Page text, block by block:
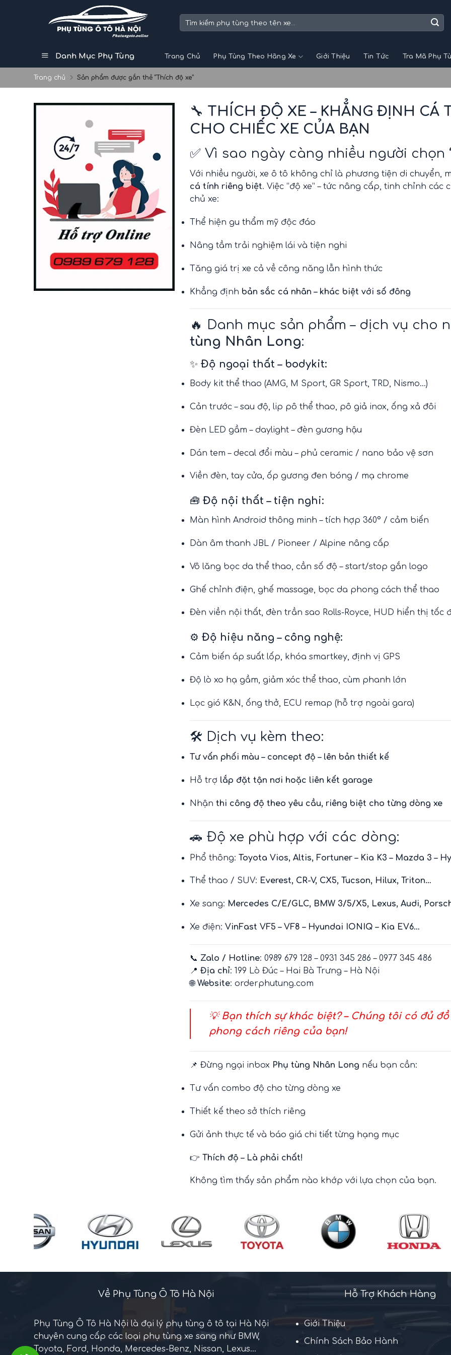
Tìm
Danh Mục Phụ Tùng Trang Chủ Phụ Tùng Theo Hãng Xe Giới Thiệu Tin Tức Tra Mã Phụ
Trang chủ Sản phẩm được gắn thẻ “Thích độ xe”
🔧 THÍCH ĐỘ XE – KHẲNG ĐỊNH CÁ
CHO CHIẾC XE CỦA BẠN
✅ Vì sao ngày càng nhiều người chọn
Với nhiều người, xe ô tô không chỉ là phương tiện di chuyển,
cá tính riêng biệt. Việc “độ xe” – tức nâng cấp, tinh chỉnh
chủ xe:
Thể hiện gu thẩm mỹ độc đáo
Nâng tầm trải nghiệm lái và tiện nghi
Tăng giá trị xe cả về công năng lẫn hình thức
Khẳng định bản sắc cá nhân – khác biệt với số đông
🔥 Danh mục sản phẩm – dịch vụ cho
tùng Nhân Long:
✨ Độ ngoại thất – bodykit:
Body kit thể thao (AMG, M Sport, GR Sport, TRD, Nismo…)
Cản trước – sau độ, lip pô thể thao, pô giả inox, ống xả đôi
Đèn LED gầm – daylight – đèn gương hậu
Dán tem – decal đổi màu – phủ ceramic / nano bảo vệ sơn
Viền đèn, tay cửa, ốp gương đen bóng / mạ chrome
🧰 Độ nội thất – tiện nghi:
Màn hình Android thông minh – tích hợp 360° / cảm biến
Dàn âm thanh JBL / Pioneer / Alpine nâng cấp
Vô lăng bọc da thể thao, cần số độ – start/stop gắn logo
Ghế chỉnh điện, ghế massage, bọc da phong cách thể thao
Đèn viền nội thất, đèn trần sao Rolls-Royce, HUD hiển thị tốc
⚙️ Độ hiệu năng – công nghệ:
Cảm biến áp suất lốp, khóa smartkey, định vị GPS
Độ lò xo hạ gầm, giảm xóc thể thao, cùm phanh lớn
Lọc gió K&N, ống thở, ECU remap (hỗ trợ ngoài gara)
🛠️ Dịch vụ kèm theo:
Tư vấn phối màu – concept độ – lên bản thiết kế
Hỗ trợ lắp đặt tận nơi hoặc liên kết garage
Nhận thi công độ theo yêu cầu, riêng biệt cho từng dòng xe
🚗 Độ xe phù hợp với các dòng:
Phổ thông: Toyota Vios, Altis, Fortuner – Kia K3 – Mazda 3 –
Thể thao / SUV: Everest, CR-V, CX5, Tucson, Hilux, Triton…
Xe sang: Mercedes C/E/GLC, BMW 3/5/X5, Lexus, Audi,
Xe điện: VinFast VF5 – VF8 – Hyundai IONIQ – Kia EV6…
📞 Zalo / Hotline: 0989 679 128 – 0931 345 286 – 0977 345 486
📍 Địa chỉ: 199 Lò Đúc – Hai Bà Trưng – Hà Nội
🌐Website: orderphutung.com
💡 Bạn thích sự khác biệt? – Chúng tôi có đủ
phong cách riêng của bạn!
📌 Đừng ngại inbox Phụ tùng Nhân Long nếu bạn cần:
Tư vấn combo độ cho từng dòng xe
Thiết kế theo sở thích riêng
Gửi ảnh thực tế và báo giá chi tiết từng hạng mục
👉 Thích độ – Là phải chất!
Không tìm thấy sản phẩm nào khớp với lựa chọn của bạn.
Về Phụ Tùng Ô Tô Hà Nội
Phụ Tùng Ô Tô Hà Nội là đại lý phụ tùng ô tô tại Hà Nội
chuyên cung cấp các loại phụ tùng xe sang như BMW,
Toyota, Ford, Honda, Mercedes-Benz, Nissan, Lexus...
Hỗ Trợ Khách Hàng
Giới Thiệu
Chính Sách Bảo Hành